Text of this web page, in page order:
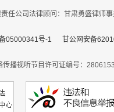
任公司法律顾问：甘肃勇盛律
05000341号-1 甘公网安备
传播视听节目许可证编号：2806153